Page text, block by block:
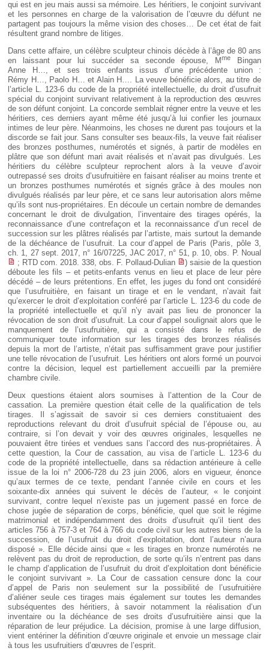
qui est en jeu mais aussi sa mémoire. Les héritiers, le conjoint survivant
et les personnes en charge de la valorisation de l’œuvre du défunt ne
partagent pas toujours la même vision des choses… De cet état de fait
résultent grand nombre de litiges.
Dans cette affaire, un célèbre sculpteur chinois décède à l’âge de 80 ans
en laissant pour lui succéder sa seconde épouse, Mme
Bingan
Anne H…, et ses trois enfants issus d’une précédente union :
Rémy H…, Paolo H… et Alain H…. La veuve bénéficie alors, au titre de
l’article L. 123-6 du code de la propriété intellectuelle, du droit d’usufruit
spécial du conjoint survivant relativement à la reproduction des œuvres
de son défunt conjoint. La concorde semblait régner entre la veuve et les
héritiers, ces derniers ayant même été jusqu’à lui confier les journaux
intimes de leur père. Néanmoins, les choses ne durent pas toujours et la
discorde se fait jour. Sans consulter ses beaux-fils, la veuve fait réaliser
des bronzes posthumes, numérotés et signés, à partir de modèles en
plâtre que son défunt mari avait réalisés et n’avait pas divulgués. Les
héritiers du célèbre sculpteur reprochent alors à la veuve d’avoir
outrepassé ses droits d’usufruitière en faisant réaliser au moins trente et
un bronzes posthumes numérotés et signés grâce à des moules non
divulgués réalisés par leur père, et ce sans leur autorisation alors même
qu’ils sont nus-propriétaires. En découle un certain nombre de demandes
concernant le droit de divulgation, l’inventaire des tirages opérés, la
reconnaissance d’une contrefaçon et la reconnaissance d’un recel de
succession sur les plâtres réalisés par l’artiste, mais surtout la demande
de la déchéance de l’usufruit. La cour d’appel de Paris (Paris, pôle 3,
ch. 1, 27 sept. 2017, n° 16/07225, JAC 2017, n° 51, p. 10, obs. P. Noual
; RTD com. 2018. 338, obs. F. Pollaud-Dulian
) saisie de la question
déboute les fils – et petits-enfants venus en lieu et place de leur père
décédé – de leurs prétentions. En effet, les juges du fond ont considéré
que l’usufruitière, en faisant un tirage et en le vendant, n’avait fait
qu’exercer le droit d’exploitation conféré par l’article L. 123-6 du code de
la propriété intellectuelle et qu’il n’y avait pas lieu de prononcer la
révocation de son droit d’usufruit. La cour d’appel soulignait alors que le
manquement de l’usufruitière, qui a consisté dans le refus de
communiquer toute information sur les tirages des bronzes réalisés
depuis la mort de l’artiste, n’était pas suffisamment grave pour justifier
une telle révocation de l’usufruit. Les héritiers ont alors formé un pourvoi
contre la décision, lequel est partiellement accueilli par la première
chambre civile.
Deux questions étaient alors soumises à l’attention de la Cour de
cassation. La première question était celle de la qualification de tels
tirages. Il s’agissait de savoir si ces derniers constituaient des
reproductions relevant du droit d’usufruit spécial de l’épouse ou, au
contraire, si l’on devait y voir des œuvres originales, lesquelles ne
pouvaient être tirées et vendues sans l’accord des nus-propriétaires. À
cette question, la Cour de cassation, au visa de l’article L. 123-6 du
code de la propriété intellectuelle, dans sa rédaction antérieure à celle
issue de la loi n° 2006-728 du 23 juin 2006, alors en vigueur, énonce
qu’aux termes de ce texte, pendant l’année civile en cours et les
soixante-dix années qui suivent le décès de l’auteur, « le conjoint
survivant, contre lequel n’existe pas un jugement passé en force de
chose jugée de séparation de corps, bénéficie, quel que soit le régime
matrimonial et indépendamment des droits d’usufruit qu’il tient des
articles 756 à 757-3 et 764 à 766 du code civil sur les autres biens de la
succession, de l’usufruit du droit d’exploitation, dont l’auteur n’aura
disposé ». Elle décide ainsi que « les tirages en bronze numérotés ne
relèvent pas du droit de reproduction, de sorte qu’ils n’entrent pas dans
le champ d’application de l’usufruit du droit d’exploitation dont bénéficie
le conjoint survivant ». La Cour de cassation censure donc la cour
d’appel de Paris non seulement sur la possibilité de l’usufruitière
d’aliéner seule ces tirages mais également sur toutes les demandes
subséquentes des héritiers, à savoir notamment la réalisation d’un
inventaire ou la déchéance de ses droits d’usufruitière ainsi que la
réparation de leur préjudice. La décision, promise à une large diffusion,
vient entériner la définition d’œuvre originale et envoie un message clair
à tous les usufruitiers d’œuvres de l’esprit.